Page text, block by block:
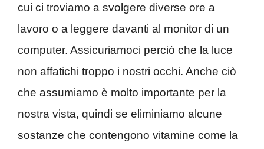
cui ci troviamo a svolgere diverse ore a
lavoro o a leggere davanti al monitor di un
computer. Assicuriamoci perciò che la luce
non affatichi troppo i nostri occhi. Anche ciò
che assumiamo è molto importante per la
nostra vista, quindi se eliminiamo alcune
sostanze che contengono vitamine come la